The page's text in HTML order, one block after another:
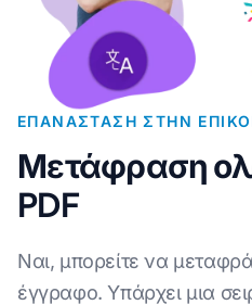
ΕΠΑΝΆΣΤΑΣΗ ΣΤΗΝ
Μετάφραση
PDF
Ναι, μπορείτε να
έγγραφο. Υπάρχει μια